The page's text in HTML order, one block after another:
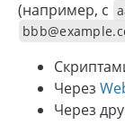
(например, c
Через
Через